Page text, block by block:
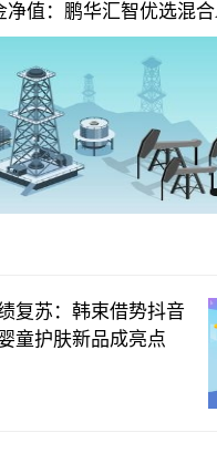
净值：鹏华汇智优选混
复苏：韩束借势抖音
童护肤新品成亮点